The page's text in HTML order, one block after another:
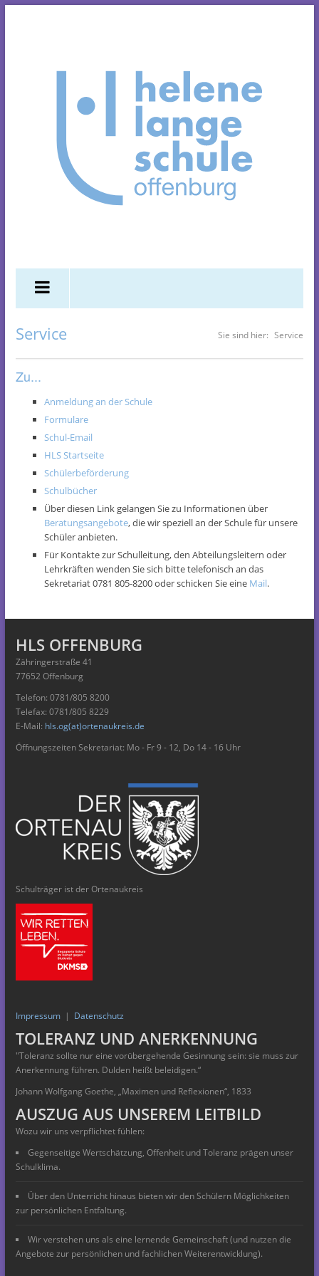
Service Sie sind hier: Service
Zu...
Anmeldung an der Schule
Formulare
Schul-Email
HLS Startseite
Schülerbeförderung
Schulbücher
Über diesen Link gelangen Sie zu Informationen über
Beratungsangebote, die wir speziell an der Schule für unsere
Schüler anbieten.
Für Kontakte zur Schulleitung, den Abteilungsleitern oder
Lehrkräften wenden Sie sich bitte telefonisch an das
Sekretariat 0781 805-8200 oder schicken Sie eine Mail.
HLS OFFENBURG
Zähringerstraße 41
77652 Offenburg
Telefon: 0781/805 8200
Telefax: 0781/805 8229
E-Mail: hls.og(at)ortenaukreis.de
Öffnungszeiten Sekretariat: Mo - Fr 9 - 12, Do 14 - 16 Uhr
Schulträger ist der Ortenaukreis
Impressum | Datenschutz
TOLERANZ UND ANERKENNUNG
"Toleranz sollte nur eine vorübergehende Gesinnung sein: sie muss zur
Anerkennung führen. Dulden heißt beleidigen.“
Johann Wolfgang Goethe, „Maximen und Reflexionen“, 1833
AUSZUG AUS UNSEREM LEITBILD
Wozu wir uns verpflichtet fühlen:
Gegenseitige Wertschätzung, Offenheit und Toleranz prägen unser
Schulklima.
Über den Unterricht hinaus bieten wir den Schülern Möglichkeiten
zur persönlichen Entfaltung.
Wir verstehen uns als eine lernende Gemeinschaft (und nutzen die
Angebote zur persönlichen und fachlichen Weiterentwicklung).